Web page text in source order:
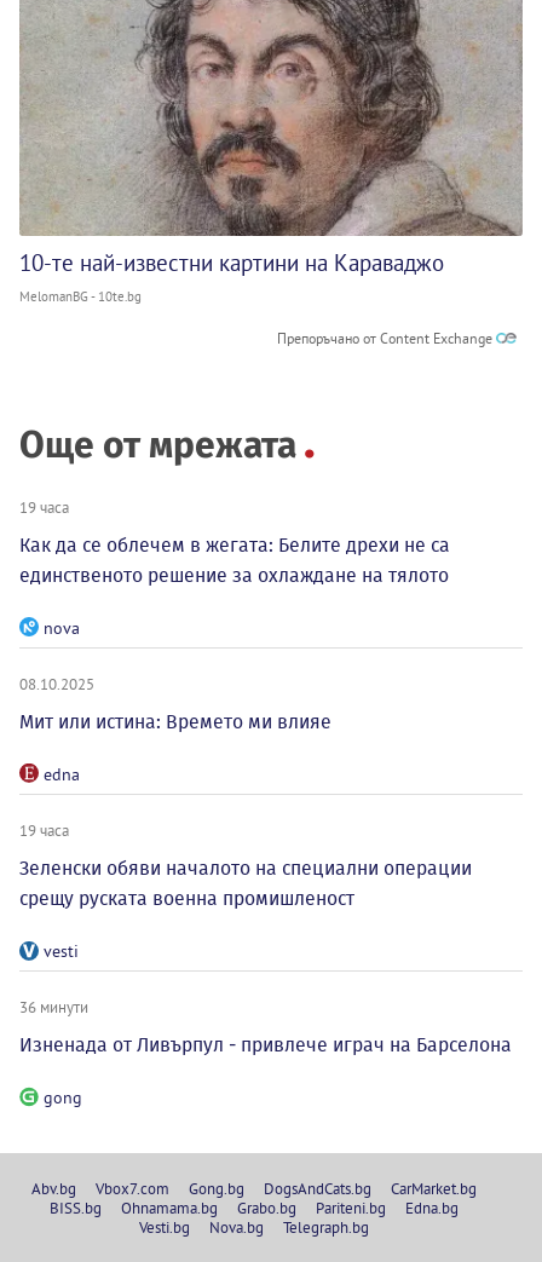
10-те най-известни картини на Караваджо
MelomanBG - 10te.bg
Препоръчано от Content Exchange
Още от мрежата
19 часа
Как да се облечем в жегата: Белите дрехи не са
единственото решение за охлаждане на тялото
nova
08.10.2025
Мит или истина: Времето ми влияе
edna
19 часа
Зеленски обяви началото на специални операции
срещу руската военна промишленост
vesti
36 минути
Изненада от Ливърпул - привлече играч на Барселона
gong
Abv.bg Vbox7.com Gong.bg DogsAndCats.bg
CarMarket.bg
BISS.bg
Ohnamama.bg Grabo.bg Pariteni.bg
Edna.bg
Vesti.bg
Nova.bg Telegraph.bg